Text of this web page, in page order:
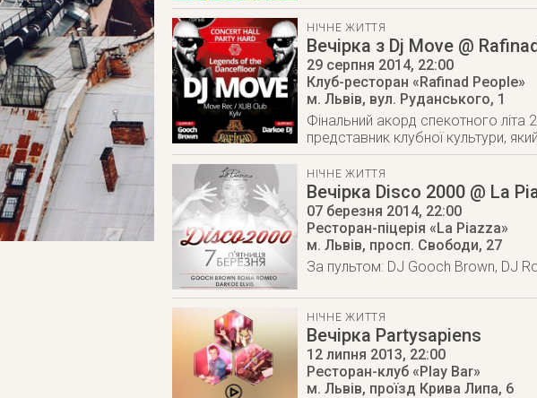
НІЧНЕ ЖИТТЯ
Вечірка з Dj Move @
29 серпня 2014, 22:00
Клуб-ресторан «Rafinad People»
м. Львів, вул. Руданського, 1
Фінальний акорд спекотного літа
представник клубної культури,
НІЧНЕ ЖИТТЯ
Вечірка Disco 2000 @ La
07 березня 2014, 22:00
Ресторан-піцерія «La Piazza»
м. Львів, просп. Свободи, 27
За пультом: DJ Gooch Brown, DJ
НІЧНЕ ЖИТТЯ
Вечірка Partysapiens
12 липня 2013, 22:00
Ресторан-клуб «Play Bar»
м. Львів, проїзд Крива Липа, 6